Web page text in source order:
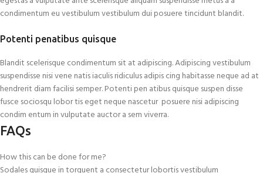
condimentum eu vestibulum vestibulum dui posuere tincidunt blandit.
Potenti penatibus quisque
Blandit scelerisque condimentum sit at adipiscing. Adipiscing vestibulum
suspendisse nisi vene natis iaculis ridiculus adipis cing habitasse neque ad at
hendrerit diam facilisi semper. Potenti pen atibus quisque suspen disse
fusce sociosqu lobor tis eget neque nascetur posuere nisi adipiscing
condim entum in vulputate auctor a sem viverra.
FAQs
How this can be done for me?